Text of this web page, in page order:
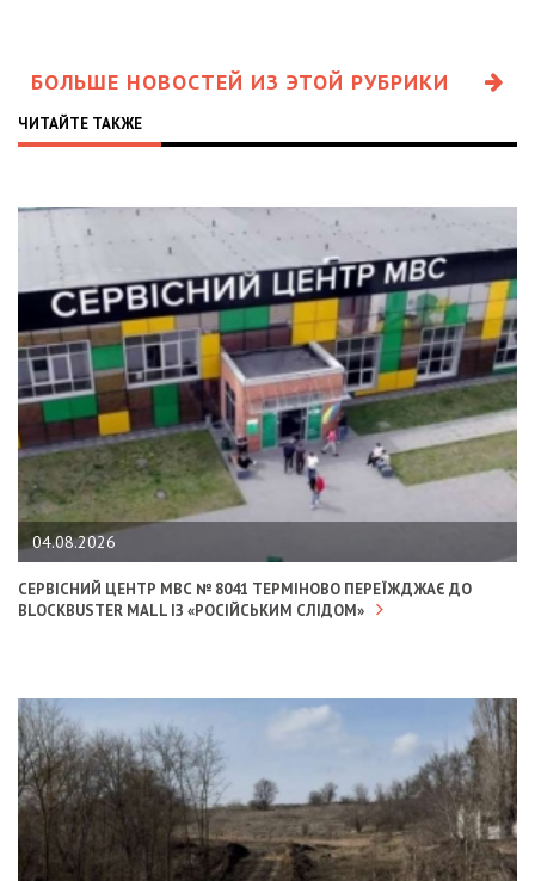
БОЛЬШЕ НОВОСТЕЙ ИЗ ЭТОЙ РУБРИКИ
ЧИТАЙТЕ ТАКЖЕ
04.08.2026
СЕРВІСНИЙ ЦЕНТР МВС № 8041 ТЕРМІНОВО ПЕРЕЇЖДЖАЄ ДО
BLOCKBUSTER MALL ІЗ «РОСІЙСЬКИМ СЛІДОМ»